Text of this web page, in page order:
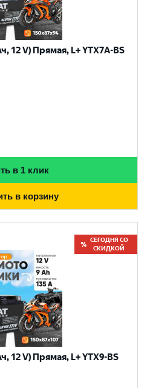
12 V) Прямая, L+ YTX7A-BS
в 1 клик
в корзину
СЕГОДНЯ СО
СКИДКОЙ
12 V) Прямая, L+ YTX9-BS